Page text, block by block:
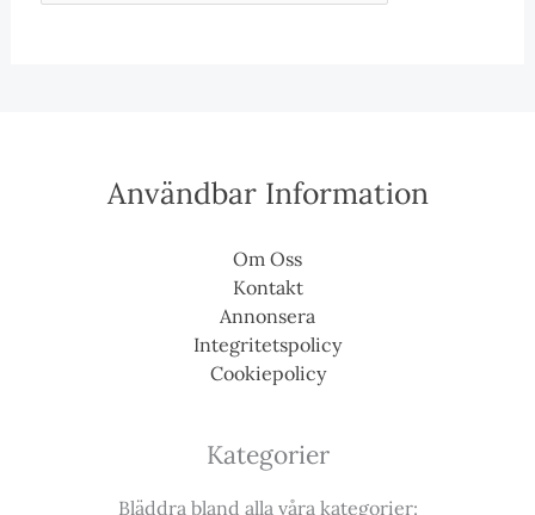
Användbar Information
Om Oss
Kontakt
Annonsera
Integritetspolicy
Cookiepolicy
Kategorier
Bläddra bland alla våra kategorier: